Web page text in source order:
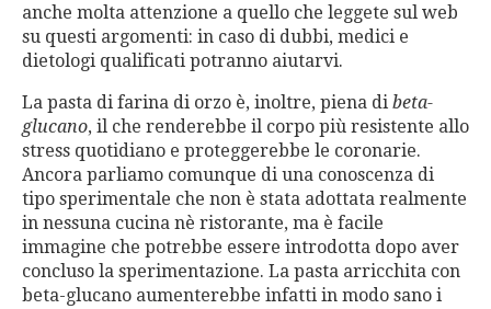
anche molta attenzione a quello che leggete sul web
su questi argomenti: in caso di dubbi, medici e
dietologi qualificati potranno aiutarvi.
La pasta di farina di orzo è, inoltre, piena di beta-
glucano, il che renderebbe il corpo più resistente allo
stress quotidiano e proteggerebbe le coronarie.
Ancora parliamo comunque di una conoscenza di
tipo sperimentale che non è stata adottata realmente
in nessuna cucina nè ristorante, ma è facile
immagine che potrebbe essere introdotta dopo aver
concluso la sperimentazione. La pasta arricchita con
beta-glucano aumenterebbe infatti in modo sano i